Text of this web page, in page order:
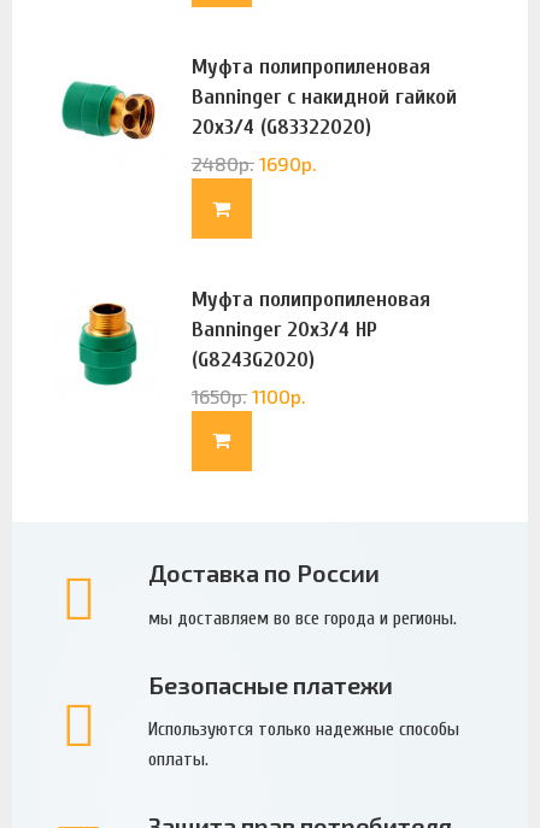
Муфта полипропиленовая
Banninger с накидной гайкой
20х3/4 (G83322020)
2480р. 1690р.
Муфта полипропиленовая
Banninger 20х3/4 НР
(G8243G2020)
1650р. 1100р.
Доставка по России
мы доставляем во все города и регионы.
Безопасные платежи
Используются только надежные способы
оплаты.